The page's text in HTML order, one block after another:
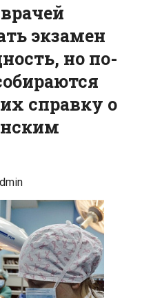
экзамен
но по-
справку о